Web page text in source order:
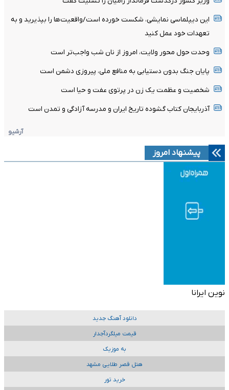
این دیپلماسی نمایشی، شکست خورده است/واقعیت‌ها را بپذیرید و به
تعهدات خود عمل کنید
وحدت حول محور ولایت، امروز از نان شب واجب‌تر است
پایان جنگ بدون دستیابی به منافع ملی، پیروزی دشمن است
شخصیت و عظمت یک زن در پرتوی عفت و حیا است
آذربایجان کتاب گشوده تاریخ ایران و مدرسه آزادگی و تمدن است
آرشیو
پیشنهاد امروز
نوین ایرانا
دانلود آهنگ جدید
قیمت میلگردآجدار
به موزیک
هتل قصر طلایی مشهد
خرید تور